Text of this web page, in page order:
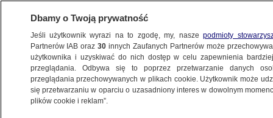
BIZNES
Z KRAJU
Dbamy o Twoją prywatność
Jeśli użytkownik wyrazi na to zgodę, my, naszepodmioty
Partnerów IAB oraz30 innych Zaufanych Partnerów może
użytkownika i uzyskiwać do nich dostęp w celu zapewnienia
przeglądania. Odbywa się to poprzez przetwarzanie danych
przeglądania przechowywanych w plikach cookie. Użytkownik może
się przetwarzaniu w oparciu o uzasadniony interes w dowolnym
plików cookie i reklam”.